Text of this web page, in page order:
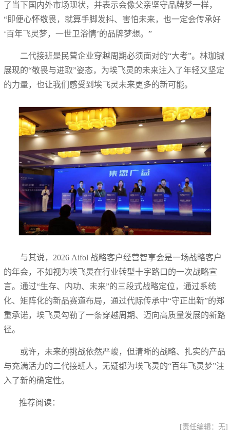
了当下国内外市场现状，并表示会像父亲坚守品牌梦一样，
“即便心怀敬畏，就算手脚发抖、害怕未来，也一定会传承好
‘百年飞灵梦，一世卫浴情’的品牌梦想。”
二代接班是民营企业穿越周期必须面对的“大考”。林珈铖
展现的“敬畏与进取”姿态，为埃飞灵的未来注入了年轻又坚定
的力量，也让我们感受到埃飞灵未来更多的新可能。
与其说，2026 Aifol 战略客户经营智享会是一场战略客户
的年会，不如视为埃飞灵在行业转型十字路口的一次战略宣
言。通过“生存、内功、未来”的三段式战略定位，通过系统
化、矩阵化的新品赛道布局，通过代际传承中“守正出新”的郑
重承诺，埃飞灵勾勒了一条穿越周期、迈向高质量发展的新路
径。
或许，未来的挑战依然严峻，但清晰的战略、扎实的产品
与充满活力的二代接班人，无疑都为埃飞灵的“百年飞灵梦”注
入了新的确定性。
推荐阅读：
[责任编辑：无]